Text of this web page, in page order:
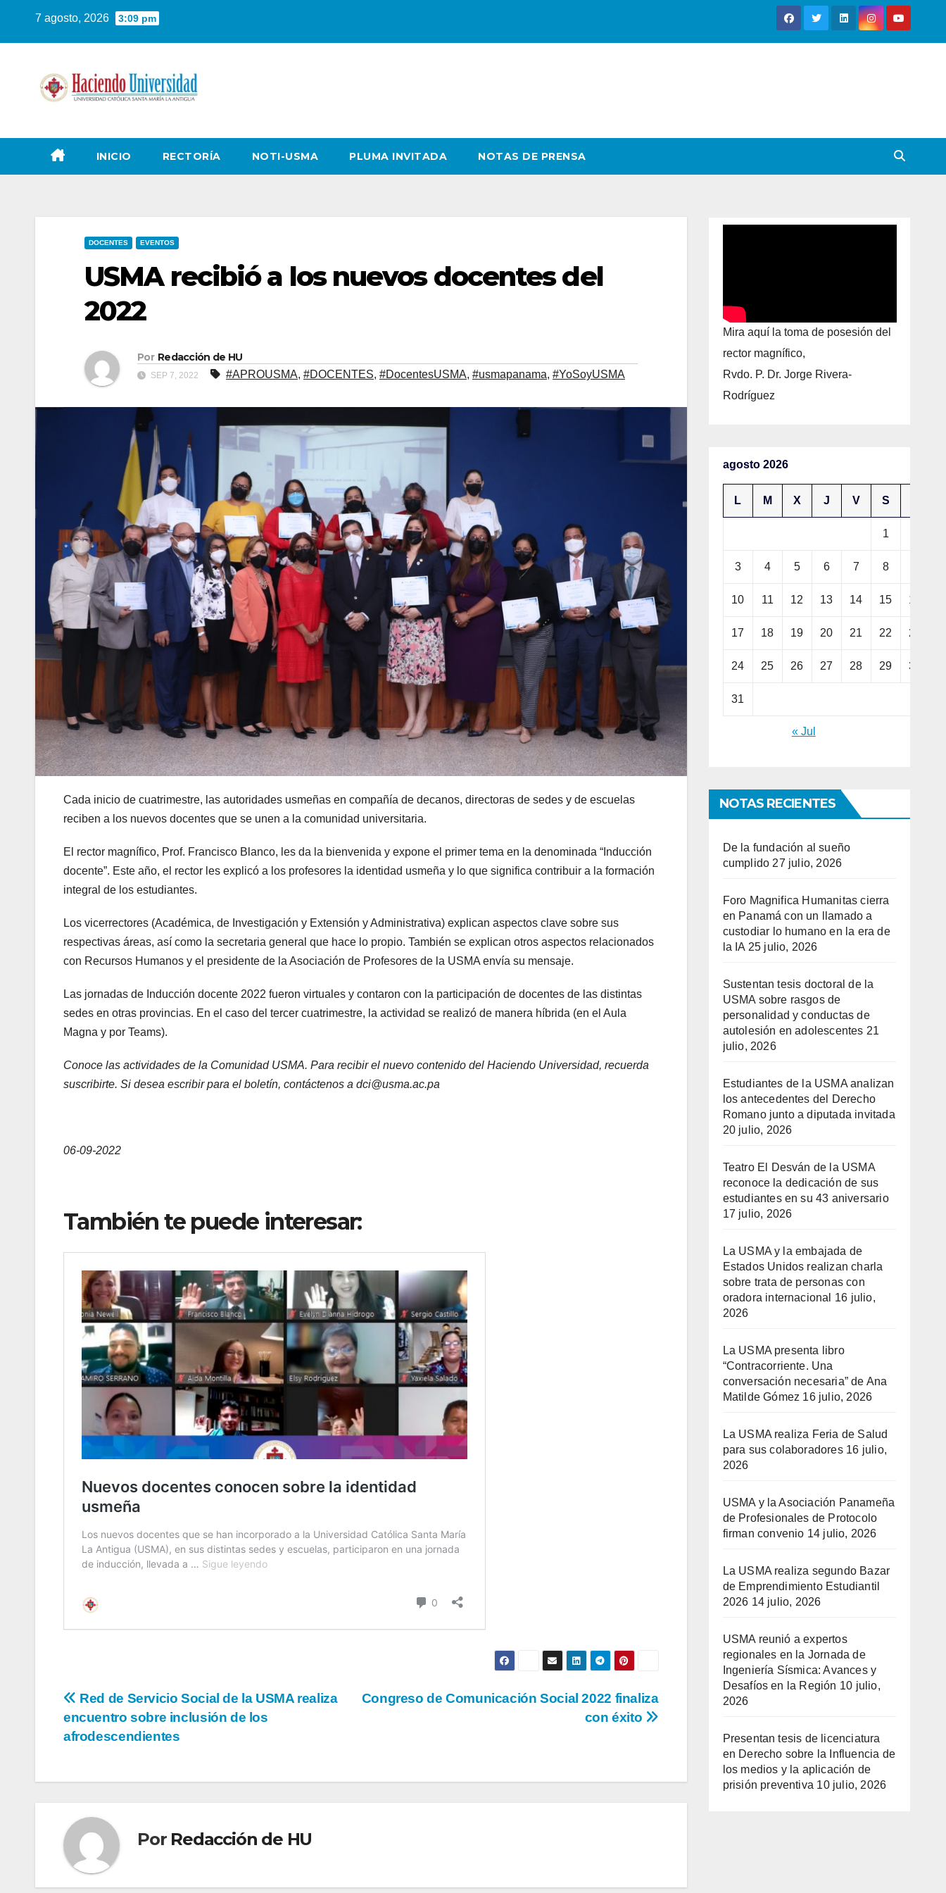
7 agosto, 2026 3:09 pm
INICIO RECTORÍA NOTI-USMA PLUMA INVITADA NOTAS DE PRENSA
DOCENTES EVENTOS
USMA recibió a los nuevos docentes del
2022
Por Redacción de HU
SEP 7, 2022 #APROUSMA, #DOCENTES, #DocentesUSMA, #usmapanama, #YoSoyUSMA
Cada inicio de cuatrimestre, las autoridades usmeñas en compañía de decanos, directoras de sedes y de escuelas
reciben a los nuevos docentes que se unen a la comunidad universitaria.
El rector magnífico, Prof. Francisco Blanco, les da la bienvenida y expone el primer tema en la denominada “Inducción
docente”. Este año, el rector les explicó a los profesores la identidad usmeña y lo que significa contribuir a la formación
integral de los estudiantes.
Los vicerrectores (Académica, de Investigación y Extensión y Administrativa) explican aspectos clave sobre sus
respectivas áreas, así como la secretaria general que hace lo propio. También se explican otros aspectos relacionados
con Recursos Humanos y el presidente de la Asociación de Profesores de la USMA envía su mensaje.
Las jornadas de Inducción docente 2022 fueron virtuales y contaron con la participación de docentes de las distintas
sedes en otras provincias. En el caso del tercer cuatrimestre, la actividad se realizó de manera híbrida (en el Aula
Magna y por Teams).
Conoce las actividades de la Comunidad USMA. Para recibir el nuevo contenido del Haciendo Universidad, recuerda
suscribirte. Si desea escribir para el boletín, contáctenos a dci@usma.ac.pa
06-09-2022
También te puede interesar:
Congreso de Comunicación Social 2022 finaliza
con éxito
Red de Servicio Social de la USMA realiza
encuentro sobre inclusión de los
afrodescendientes
Por Redacción de HU
Mira aquí la toma de posesión del
rector magnífico,
Rvdo. P. Dr. Jorge Rivera-
Rodríguez
agosto 2026
L M X J V S
1
3 4 5 6 7 8
10 11 12 13 14 15 16
17 18 19 20 21 22 23
24 25 26 27 28 29 30
31
« Jul
NOTAS RECIENTES
De la fundación al sueño
cumplido 27 julio, 2026
Foro Magnifica Humanitas cierra
en Panamá con un llamado a
custodiar lo humano en la era de
la IA 25 julio, 2026
Sustentan tesis doctoral de la
USMA sobre rasgos de
personalidad y conductas de
autolesión en adolescentes 21
julio, 2026
Estudiantes de la USMA analizan
los antecedentes del Derecho
Romano junto a diputada invitada
20 julio, 2026
Teatro El Desván de la USMA
reconoce la dedicación de sus
estudiantes en su 43 aniversario
17 julio, 2026
La USMA y la embajada de
Estados Unidos realizan charla
sobre trata de personas con
oradora internacional
16 julio,
2026
La USMA presenta libro
“Contracorriente. Una
conversación necesaria” de Ana
Matilde Gómez 16 julio, 2026
La USMA realiza Feria de Salud
para sus colaboradores 16 julio,
2026
USMA y la Asociación Panameña
de Profesionales de Protocolo
firman convenio 14 julio, 2026
La USMA realiza segundo Bazar
de Emprendimiento Estudiantil
2026 14 julio, 2026
USMA reunió a expertos
regionales en la Jornada de
Ingeniería Sísmica: Avances y
Desafíos en la Región 10 julio,
2026
Presentan tesis de licenciatura
en Derecho sobre la Influencia de
los medios y la aplicación de
prisión preventiva 10 julio, 2026